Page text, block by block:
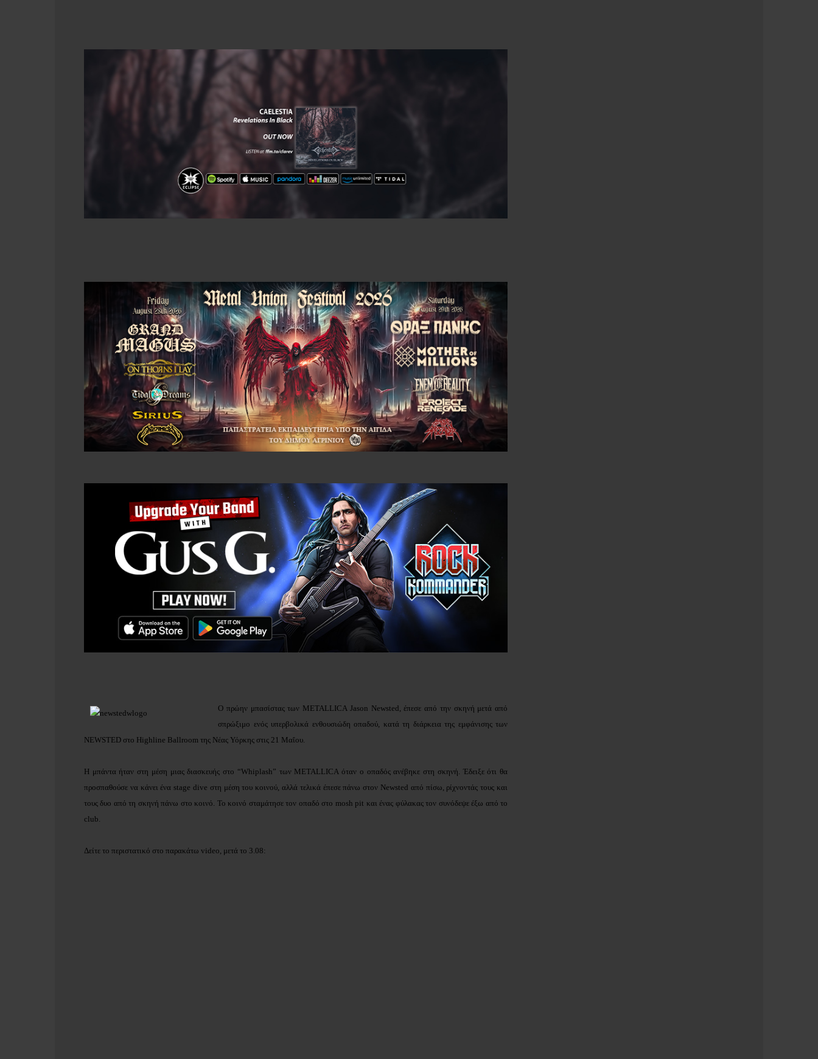
Ο πρώην μπασίστας των METALLICA Jason Newsted, έπεσε από την σκηνή μετά από
σπρώξιμο ενός υπερβολικά ενθουσιώδη οπαδού, κατά τη διάρκεια της εμφάνισης των
NEWSTED στο Highline Ballroom της Νέας Υόρκης στις 21 Μαΐου.
Η μπάντα ήταν στη μέση μιας διασκευής στο “Whiplash” των METALLICA όταν ο οπαδός ανέβηκε στη σκηνή. Έδειξε ότι θα
προσπαθούσε να κάνει έναstage dive στη μέση του κοινού, αλλά τελικά έπεσε πάνω στον Newsted από πίσω, ρίχνοντάς τους και
τους δυο από τη σκηνή πάνω στο κοινό. Το κοινό σταμάτησε τον οπαδό στο mosh pit και ένας φύλακας τον συνόδεψε έξω από το
club.
Δείτε το περιστατικό στο παρακάτω video, μετά το 3.08: